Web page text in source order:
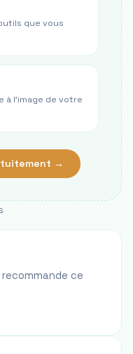
que vous
à l’image de votre
→
ce